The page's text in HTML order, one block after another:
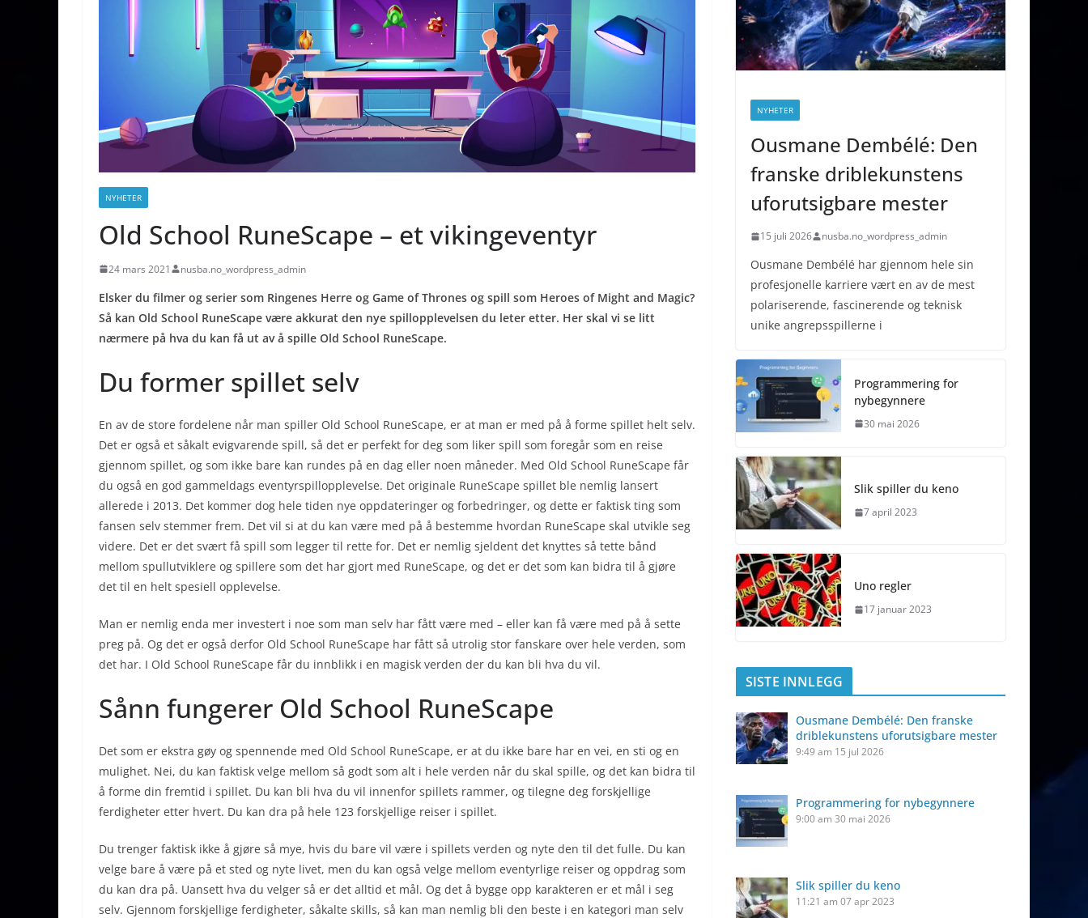
NYHETER
Old School RuneScape – et vikingeventyr
24 mars 2021 nusba.no_wordpress_admin
Elsker du filmer og serier som Ringenes Herre og Game of Thrones og spill som Heroes of Might and Magic?
Så kan Old School RuneScape være akkurat den nye spillopplevelsen du leter etter. Her skal vi se litt
nærmere på hva du kan få ut av å spille Old School RuneScape.
Du former spillet selv
En av de store fordelene når man spiller Old School RuneScape, er at man er med på å forme spillet helt selv.
Det er også et såkalt evigvarende spill, så det er perfekt for deg som liker spill som foregår som en reise
gjennom spillet, og som ikke bare kan rundes på en dag eller noen måneder. Med Old School RuneScape får
du også en god gammeldags eventyrspillopplevelse. Det originale RuneScape spillet ble nemlig lansert
allerede i 2013. Det kommer dog hele tiden nye oppdateringer og forbedringer, og dette er faktisk ting som
fansen selv stemmer frem. Det vil si at du kan være med på å bestemme hvordan RuneScape skal utvikle seg
videre. Det er det svært få spill som legger til rette for. Det er nemlig sjeldent det knyttes så tette bånd
mellom spullutviklere og spillere som det har gjort med RuneScape, og det er det som kan bidra til å gjøre
det til en helt spesiell opplevelse.
Man er nemlig enda mer investert i noe som man selv har fått være med – eller kan få være med på å sette
preg på. Og det er også derfor Old School RuneScape har fått så utrolig stor fanskare over hele verden, som
det har. I Old School RuneScape får du innblikk i en magisk verden der du kan bli hva du vil.
Sånn fungerer Old School RuneScape
Det som er ekstra gøy og spennende med Old School RuneScape, er at du ikke bare har en vei, en sti og en
mulighet. Nei, du kan faktisk velge mellom så godt som alt i hele verden når du skal spille, og det kan bidra til
å forme din fremtid i spillet. Du kan bli hva du vil innenfor spillets rammer, og tilegne deg forskjellige
ferdigheter etter hvert. Du kan dra på hele 123 forskjellige reiser i spillet.
Du trenger faktisk ikke å gjøre så mye, hvis du bare vil være i spillets verden og nyte den til det fulle. Du kan
velge bare å være på et sted og nyte livet, men du kan også velge mellom eventyrlige reiser og oppdrag som
du kan dra på. Uansett hva du velger så er det alltid et mål. Og det å bygge opp karakteren er et mål i seg
selv. Gjennom forskjellige ferdigheter, såkalte skills, så kan man nemlig bli den beste i en kategori man selv
NYHETER
Ousmane Dembélé: Den
franske driblekunstens
uforutsigbare mester
15 juli 2026 nusba.no_wordpress_admin
Ousmane Dembélé har gjennom hele sin
profesjonelle karriere vært en av de mest
polariserende, fascinerende og teknisk
unike angrepsspillerne i
Programmering for
nybegynnere
30 mai 2026
Slik spiller du keno
7 april 2023
Uno regler
17 januar 2023
SISTE INNLEGG
Ousmane Dembélé: Den franske
driblekunstens uforutsigbare mester
9:49 am 15 jul 2026
Programmering for nybegynnere
9:00 am 30 mai 2026
Slik spiller du keno
11:21 am 07 apr 2023